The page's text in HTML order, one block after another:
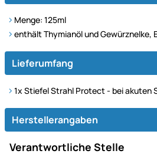
Menge: 125ml
enthält Thymianöl und Gewürznelke,
Lieferumfang
1x Stiefel Strahl Protect - bei akuten
Herstellerangaben
Verantwortliche Stelle